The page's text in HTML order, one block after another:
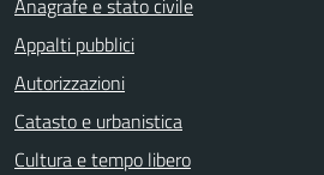
Anagrafe e stato civile
Appalti pubblici
Autorizzazioni
Catasto e urbanistica
Cultura e tempo libero